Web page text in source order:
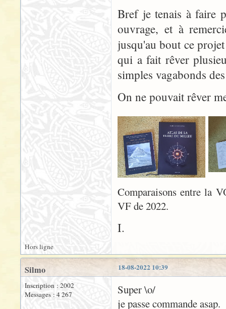
Bref je tenais à faire
ouvrage, et à
jusqu'au bout ce
qui a fait rêver
simples vagabonds
On ne pouvait rêver
Comparaisons entre la
VF de 2022.
I.
Hors ligne
18-08-2022 10:39
Silmo
Inscription : 2002
Messages : 4 267
Super \o/
je passe commande asap.